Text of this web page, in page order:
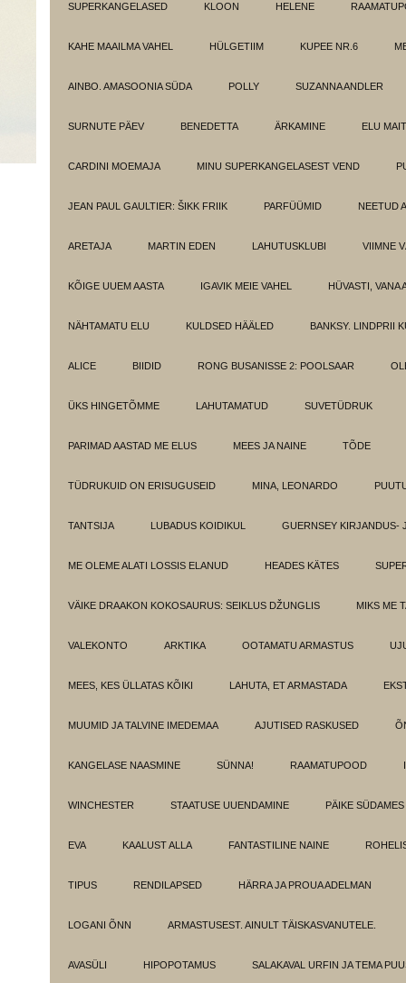
SUPERKANGELASED KLOON HELENE
KAHE MAAILMA VAHEL HÜLGETIIM KUPEE NR.6
AINBO. AMASOONIA SÜDA POLLY SUZANNA ANDLER
SURNUTE PÄEV BENEDETTA ÄRKAMINE ELU
CARDINI MOEMAJA MINU SUPERKANGELASEST VEND
JEAN PAUL GAULTIER: ŠIKK FRIIK PARFÜÜMID NEETUD
ARETAJA MARTIN EDEN LAHUTUSKLUBI VIIMNE
KÕIGE UUEM AASTA IGAVIK MEIE VAHEL HÜVASTI, VANA
NÄHTAMATU ELU KULDSED HÄÄLED BANKSY. LINDPRII
ALICE BIIDID RONG BUSANISSE 2: POOLSAAR
ÜKS HINGETÕMME LAHUTAMATUD SUVETÜDRUK
PARIMAD AASTAD ME ELUS MEES JA NAINE TÕDE
TÜDRUKUID ON ERISUGUSEID MINA, LEONARDO
TANTSIJA LUBADUS KOIDIKUL GUERNSEY KIRJANDUS-
ME OLEME ALATI LOSSIS ELANUD HEADES KÄTES
VÄIKE DRAAKON KOKOSAURUS: SEIKLUS DŽUNGLIS MIKS ME
VALEKONTO ARKTIKA OOTAMATU ARMASTUS
MEES, KES ÜLLATAS KÕIKI LAHUTA, ET ARMASTADA
MUUMID JA TALVINE IMEDEMAA AJUTISED RASKUSED
KANGELASE NAASMINE SÜNNA! RAAMATUPOOD
WINCHESTER STAATUSE UUENDAMINE PÄIKE SÜDAMES
EVA KAALUST ALLA FANTASTILINE NAINE
TIPUS RENDILAPSED HÄRRA JA PROUA ADELMAN
LOGANI ÕNN ARMASTUSEST. AINULT TÄISKASVANUTELE.
AVASÜLI HIPOPOTAMUS SALAKAVAL URFIN JA TEMA